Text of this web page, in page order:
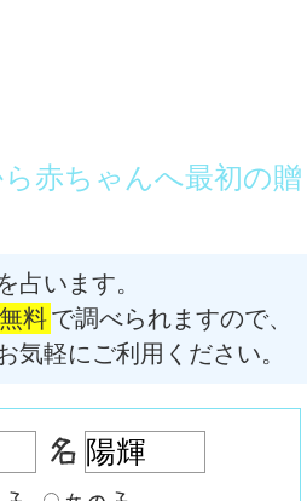
赤ちゃんへ最初の贈
占います。
無料で調べられますので、
気軽にご利用ください。